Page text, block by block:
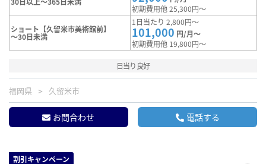
初期費用他 25,300円～
ショート【久留米市美術館前】
～30日未満
1日当たり 2,800円～
101,000 円/月～
初期費用他 19,800円～
日当り良好
福岡県 久留米市
お問合わせ 電話する
割引キャンペーン